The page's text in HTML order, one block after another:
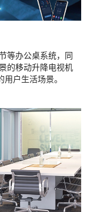
等办公桌系统，同
的移动升降电视机
户生活场景。